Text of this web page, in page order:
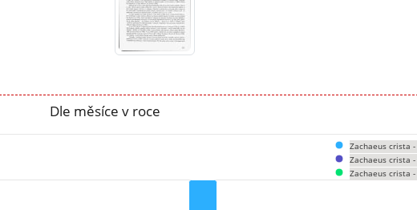
Dle měsíce v roce
0 to 10.
Zachaeus crista -
Zachaeus crista -
Zachaeus crista -